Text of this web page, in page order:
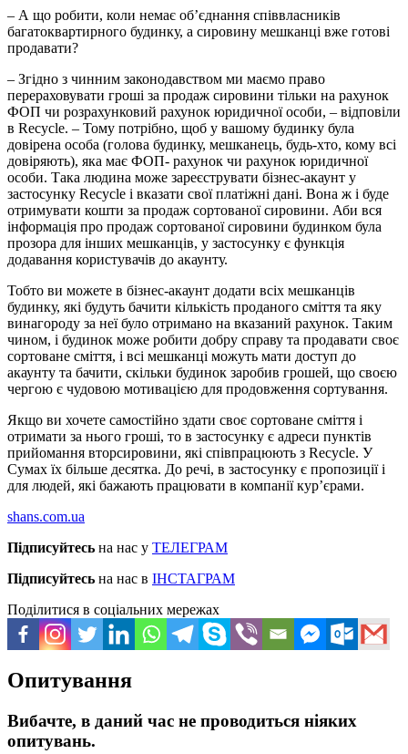
– А що робити, коли немає об’єднання співвласників
багатоквартирного будинку, а сировину мешканці вже готові
продавати?
– Згідно з чинним законодавством ми маємо право
перераховувати гроші за продаж сировини тільки на рахунок
ФОП чи розрахунковий рахунок юридичної особи, – відповіли
в Recycle. – Тому потрібно, щоб у вашому будинку була
довірена особа (голова будинку, мешканець, будь-хто, кому всі
довіряють), яка має ФОП- рахунок чи рахунок юридичної
особи. Така людина може зареєструвати бізнес-акаунт у
застосунку Recycle і вказати свої платіжні дані. Вона ж і буде
отримувати кошти за продаж сортованої сировини. Аби вся
інформація про продаж сортованої сировини будинком була
прозора для інших мешканців, у застосунку є функція
додавання користувачів до акаунту.
Тобто ви можете в бізнес-акаунт додати всіх мешканців
будинку, які будуть бачити кількість проданого сміття та яку
винагороду за неї було отримано на вказаний рахунок. Таким
чином, і будинок може робити добру справу та продавати своє
сортоване сміття, і всі мешканці можуть мати доступ до
акаунту та бачити, скільки будинок заробив грошей, що своєю
чергою є чудовою мотивацією для продовження сортування.
Якщо ви хочете самостійно здати своє сортоване сміття і
отримати за нього гроші, то в застосунку є адреси пунктів
прийомання вторсировини, які співпрацюють з Recycle. У
Сумах їх більше десятка. До речі, в застосунку є пропозиції і
для людей, які бажають працювати в компанії кур’єрами.
shans.com.ua
Підписуйтесь на нас у ТЕЛЕГРАМ
Підписуйтесь на нас в ІНСТАГРАМ
Поділитися в соціальних мережах
Опитування
Вибачте, в даний час не проводиться ніяких
опитувань.